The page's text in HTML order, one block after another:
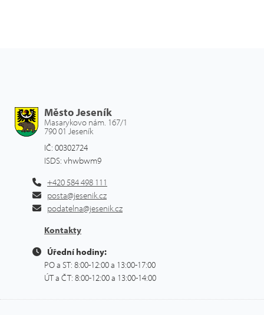
Město Jeseník
Masarykovo nám. 167/1
790 01 Jeseník
IČ: 00302724
ISDS: vhwbwm9
+420 584 498 111
posta@jesenik.cz
podatelna@jesenik.cz
Kontakty
Úřední hodiny:
PO a ST: 8:00-12:00 a 13:00-17:00
ÚT a ČT: 8:00-12:00 a 13:00-14:00